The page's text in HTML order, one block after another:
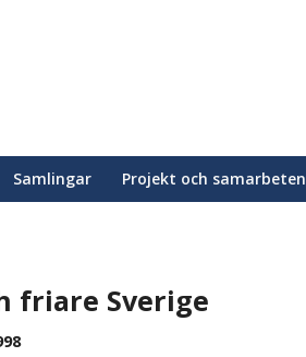
Samlingar Projekt och samarbeten
friare Sverige